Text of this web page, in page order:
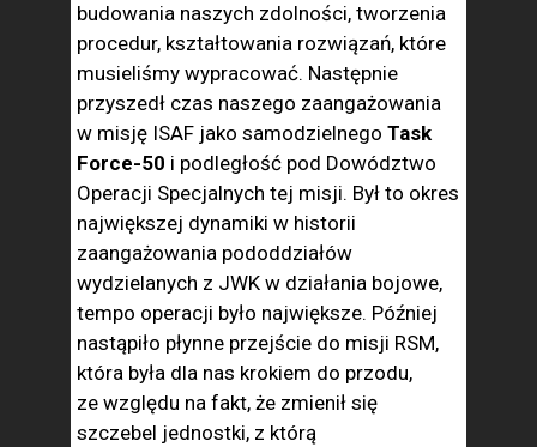
budowania naszych zdolności, tworzenia
procedur, kształtowania rozwiązań, które
musieliśmy wypracować. Następnie
przyszedł czas naszego zaangażowania
w misję ISAF jako samodzielnego Task
Force-50 i podległość pod Dowództwo
Operacji Specjalnych tej misji. Był to okres
największej dynamiki w historii
zaangażowania pododdziałów
wydzielanych z JWK w działania bojowe,
tempo operacji było największe. Później
nastąpiło płynne przejście do misji RSM,
która była dla nas krokiem do przodu,
ze względu na fakt, że zmienił się
szczebel jednostki, z którą